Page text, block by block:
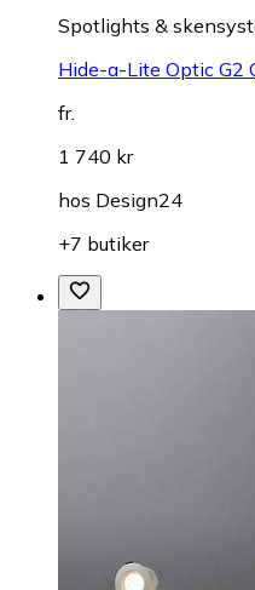
Spotlights &
Hide-a-Lite Optic G2
fr.
1 740 kr
hos Design24
+7 butiker